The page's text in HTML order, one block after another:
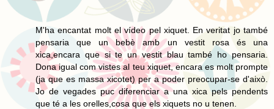
M'ha encantat molt el vídeo pel xiquet. En veritat jo també
pensaria que un bebè amb un vestit rosa és una
xica,encara que si te un vestit blau també ho pensaria.
Dona igual com vistes al teu xiquet, encara es molt prompte
(ja que es massa xicotet) per a poder preocupar-se d'això.
Jo de vegades puc diferenciar a una xica pels pendents
que té a les orelles,cosa que els xiquets no u tenen.